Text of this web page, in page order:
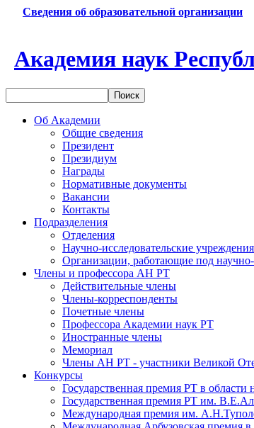
Сведения об образовательной организации
Академия наук
Об Академии
Общие сведения
Президент
Президиум
Награды
Нормативные документы
Вакансии
Контакты
Подразделения
Отделения
Научно-исследовательские учреждения
Организации, работающие под
Члены и профессора АН РТ
Действительные члены
Члены-корреспонденты
Почетные члены
Профессора Академии наук РТ
Иностранные члены
Мемориал
Члены АН РТ - участники Великой
Конкурсы
Государственная премия РТ в области
Государственная премия РТ им.
Международная премия им.